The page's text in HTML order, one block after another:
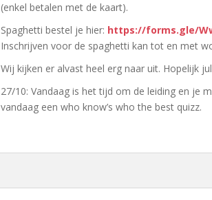
(enkel betalen met de kaart).
Spaghetti bestel je hier: https://forms.gle/
Inschrijven voor de spaghetti kan tot en met
Wij kijken er alvast heel erg naar uit. Hopelijk
27/10: Vandaag is het tijd om de leiding en je
vandaag een who know’s who the best quizz.